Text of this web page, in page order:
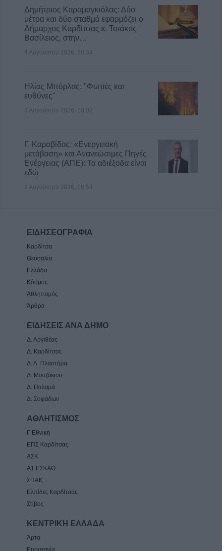
Δημήτριος Καραμαγκιόλας: Δύο
μέτρα και δύο σταθμά εφαρμόζει ο
Δήμαρχος Καρδίτσας κ. Τσιάκος
Βασίλειος, στην…
4 Αυγούστου 2026, 20:34
Ηλίας Μπόρλας: "Φωτιές και
ευθύνες"
3 Αυγούστου 2026, 10:02
Γ. Καραβίδας: «Ενεργειακή
μετάβαση» και Ανανεώσιμες Πηγές
Ενέργειας (ΑΠΕ): Τα αδιέξοδα είναι
εδώ
2 Αυγούστου 2026, 08:54
ΕΙΔΗΣΕΟΓΡΑΦΙΑ
Καρδίτσα
Θεσσαλία
Ελλάδα
Κόσμος
Αθλητισμός
Άρθρα
ΕΙΔΗΣΕΙΣ ΑΝΑ ΔΗΜΟ
Δ. Αργιθέας
Δ. Καρδίτσας
Δ. Λ. Πλαστήρα
Δ. Μουζάκιου
Δ. Παλαμά
Δ. Σοφάδων
ΑΘΛΗΤΙΣΜΟΣ
Γ Εθνική
ΕΠΣ Καρδίτσας
ΑΣΚ
Α1 ΕΣΚΑΘ
ΣΠΑΚ
Ελπίδες Καρδίτσας
Στίβος
ΚΕΝΤΡΙΚΗ ΕΛΛΑΔΑ
Άρτα
Ευρυτανία